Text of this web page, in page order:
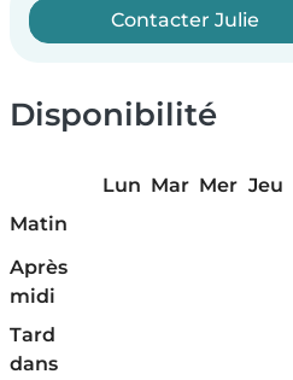
Contacter Julie
Disponibilité
Lun Mar Mer Jeu
Matin
Après
midi
Tard
dans